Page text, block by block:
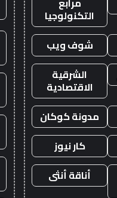
التكنولوجيا
شوف ويب
الشرقية
الاقتصادية
مدونة كوكان
كار نيوز
أناقة أنثى